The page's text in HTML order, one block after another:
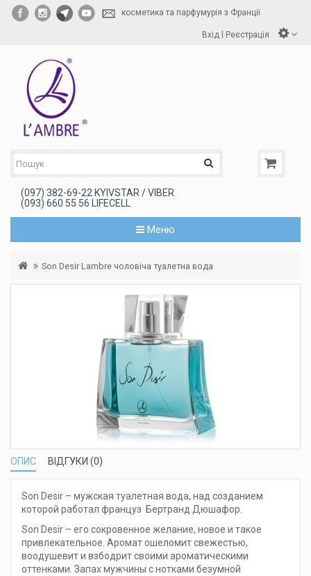
косметика та парфумурія з Франції
Вхід Реєстрація
(097) 382-69-22 KYIVSTAR / VIBER
(093) 660 55 56 LIFECELL
Меню
Son Desir Lambre чоловіча туалетна вода
ОПИС ВІДГУКИ (0)
Son Desir – мужская туалетная вода, над созданием
которой работал француз Бертранд Дюшафор.
Son Desir – его сокровенное желание, новое и такое
привлекательное. Аромат ошеломит свежестью,
воодушевит и взбодрит своими ароматическими
оттенками. Запах мужчины с нотками безумной